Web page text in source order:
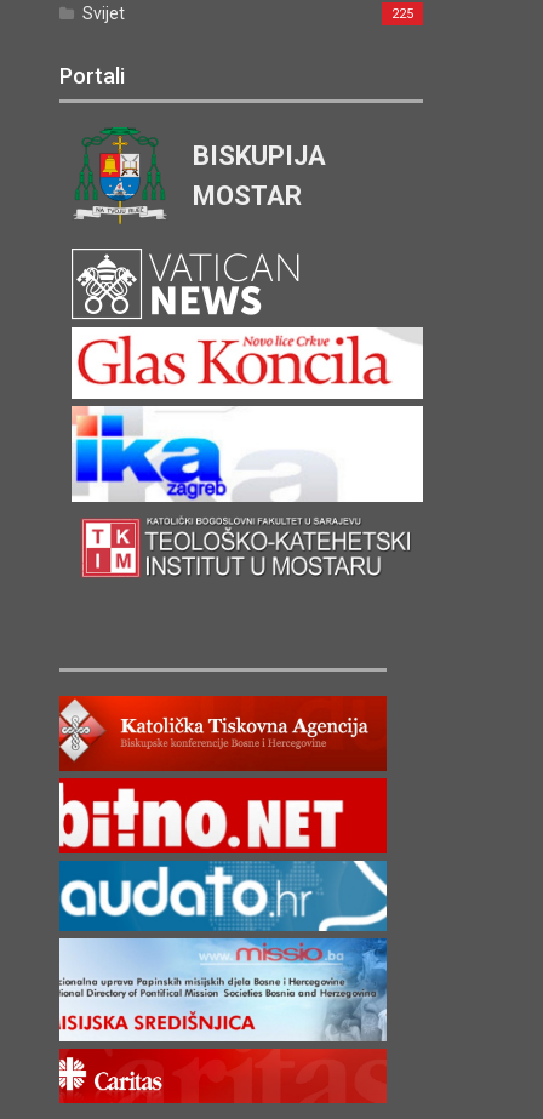
Svijet 225
Portali
BISKUPIJA
MOSTAR